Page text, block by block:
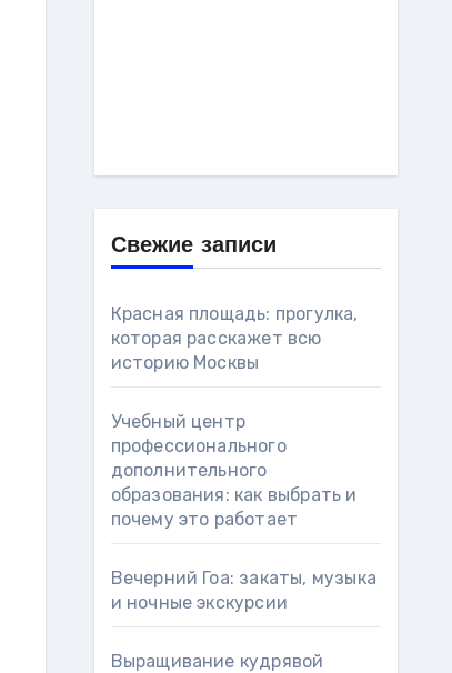
Свежие записи
Красная площадь: прогулка,
которая расскажет всю
историю Москвы
Учебный центр
профессионального
дополнительного
образования: как выбрать и
почему это работает
Вечерний Гоа: закаты, музыка
и ночные экскурсии
Выращивание кудрявой